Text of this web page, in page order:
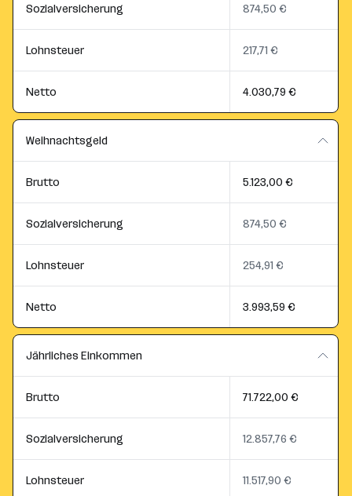
Sozialversicherung 874,50 €
Lohnsteuer 217,71 €
Netto 4.030,79 €
Weihnachtsgeld
Brutto 5.123,00 €
Sozialversicherung 874,50 €
Lohnsteuer 254,91 €
Netto 3.993,59 €
Jährliches Einkommen
Brutto 71.722,00 €
Sozialversicherung 12.857,76 €
Lohnsteuer 11.517,90 €